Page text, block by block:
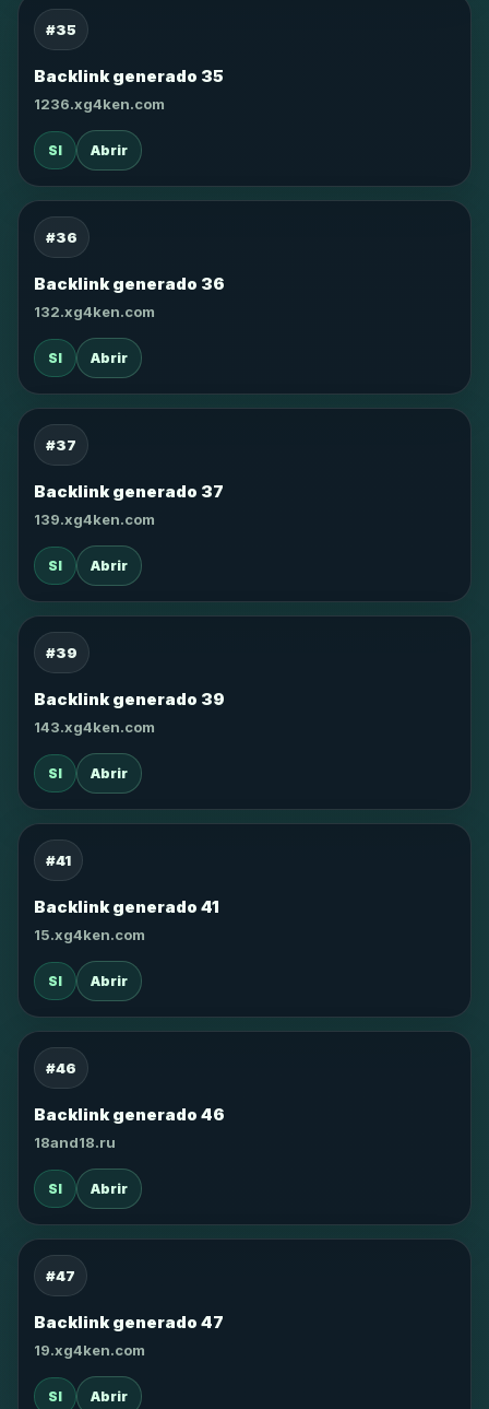
#35
Backlink generado 35
1236.xg4ken.com
SI Abrir
#36
Backlink generado 36
132.xg4ken.com
SI Abrir
#37
Backlink generado 37
139.xg4ken.com
SI Abrir
#39
Backlink generado 39
143.xg4ken.com
SI Abrir
#41
Backlink generado 41
15.xg4ken.com
SI Abrir
#46
Backlink generado 46
18and18.ru
SI Abrir
#47
Backlink generado 47
19.xg4ken.com
SI Abrir